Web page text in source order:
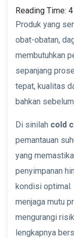
Reading Time: 4
Produk yang
obat-obatan,
membutuhkan
sepanjang
tepat, kualitas
bahkan
Di sinilah cold
pemantauan
yang
penyimpanan
kondisi optimal.
menjaga mutu
mengurangi
lengkapnya